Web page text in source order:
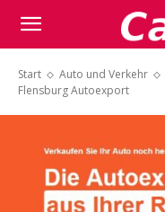
Carwebnews.com
Start Auto und Verkehr
Flensburg Autoexport